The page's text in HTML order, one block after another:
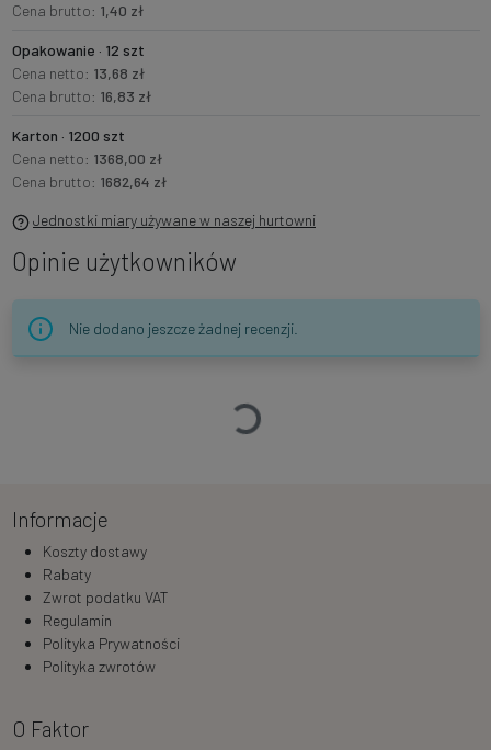
Cena brutto: 1,40 zł
Opakowanie · 12 szt
Cena netto: 13,68 zł
Cena brutto: 16,83 zł
Karton · 1200 szt
Cena netto: 1368,00 zł
Cena brutto: 1682,64 zł
Jednostki miary używane w naszej hurtowni
Opinie użytkowników
Nie dodano jeszcze żadnej recenzji.
Ładowanie…
Informacje
Koszty dostawy
Rabaty
Zwrot podatku VAT
Regulamin
Polityka Prywatności
Polityka zwrotów
O Faktor